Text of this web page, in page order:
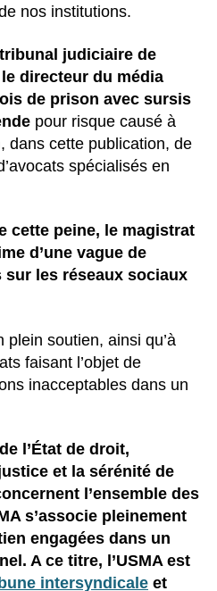
nos institutions.
judiciaire de
directeur du média
de prison avec sursis
pour risque causé à
dans cette publication, de
spécialisés en
cette peine, le magistrat
d’une vague de
sur les réseaux sociaux
plein soutien, ainsi qu’à
faisant l’objet de
inacceptables dans un
l’État de droit,
et la sérénité de
l’ensemble des
s’associe pleinement
engagées dans un
A ce titre, l’USMA est
intersyndicale et